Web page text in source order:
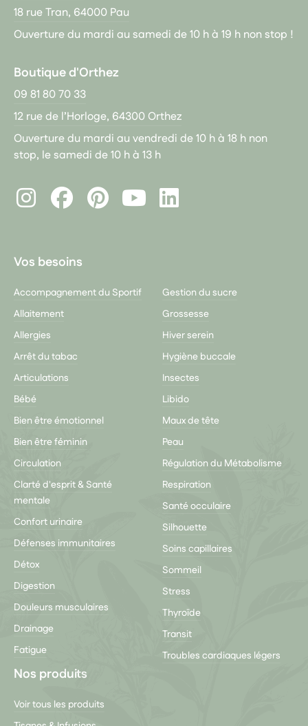
18 rue Tran, 64000 Pau
Ouverture du mardi au samedi de 10 h à 19 h non stop !
Boutique d'Orthez
09 81 80 70 33
12 rue de l’Horloge, 64300 Orthez
Ouverture du mardi au vendredi de 10 h à 18 h non
stop, le samedi de 10 h à 13 h
InstagramFacebookPinterest
LinkedIn
Vos besoins
Accompagnement du Sportif
Allaitement
Allergies
Arrêt du tabac
Articulations
Bébé
Bien être émotionnel
Bien être féminin
Circulation
Clarté d'esprit & Santé
mentale
Confort urinaire
Défenses immunitaires
Détox
Digestion
Douleurs musculaires
Drainage
Fatigue
Gestion du sucre
Grossesse
Hiver serein
Hygiène buccale
Insectes
Libido
Maux de tête
Peau
Régulation du Métabolisme
Respiration
Santé occulaire
Silhouette
Soins capillaires
Sommeil
Stress
Thyroïde
Transit
Troubles cardiaques légers
Nos produits
Voir tous les produits